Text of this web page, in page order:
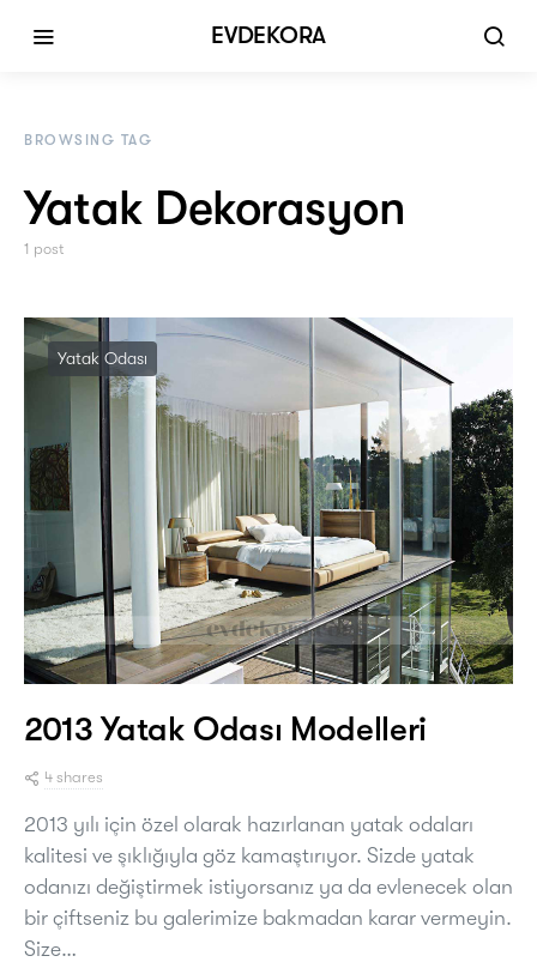
EVDEKORA
BROWSING TAG
Yatak Dekorasyon
1 post
Yatak Odası
2013 Yatak Odası Modelleri
4 shares
2013 yılı için özel olarak hazırlanan yatak odaları
kalitesi ve şıklığıyla göz kamaştırıyor. Sizde yatak
odanızı değiştirmek istiyorsanız ya da evlenecek olan
bir çiftseniz bu galerimize bakmadan karar vermeyin.
Size…